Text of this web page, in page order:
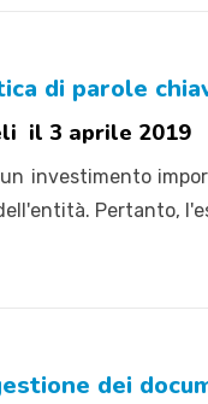
di parole
il 3 aprile 2019
investimento
Pertanto,
dei